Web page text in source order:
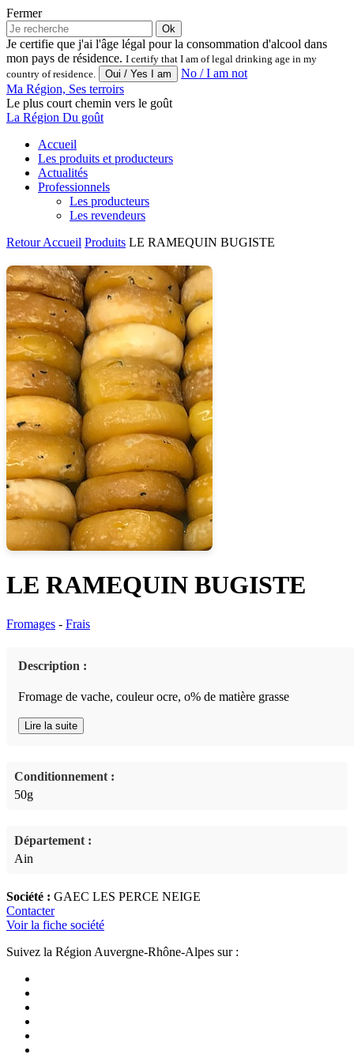
Fermer
Ok
Je certifie que j'ai l'âge légal pour la consommation d'alcool dans
mon pays de résidence. I certify that I am of legal drinking age in my
country of residence.
No / I am not
Ma Région, Ses terroirs
Le plus court chemin vers le goût
La Région Du goût
Accueil
Les produits et producteurs
Actualités
Professionnels
Les producteurs
Les revendeurs
RetourAccueil Produits LE RAMEQUIN BUGISTE
LE RAMEQUIN BUGISTE
Fromages - Frais
Description :
Fromage de vache, couleur ocre, o% de matière grasse
Lire la suite
Conditionnement :
50g
Département :
Ain
Société : GAEC LES PERCE NEIGE
Contacter
Voir la fiche société
Suivez la Région Auvergne-Rhône-Alpes sur :